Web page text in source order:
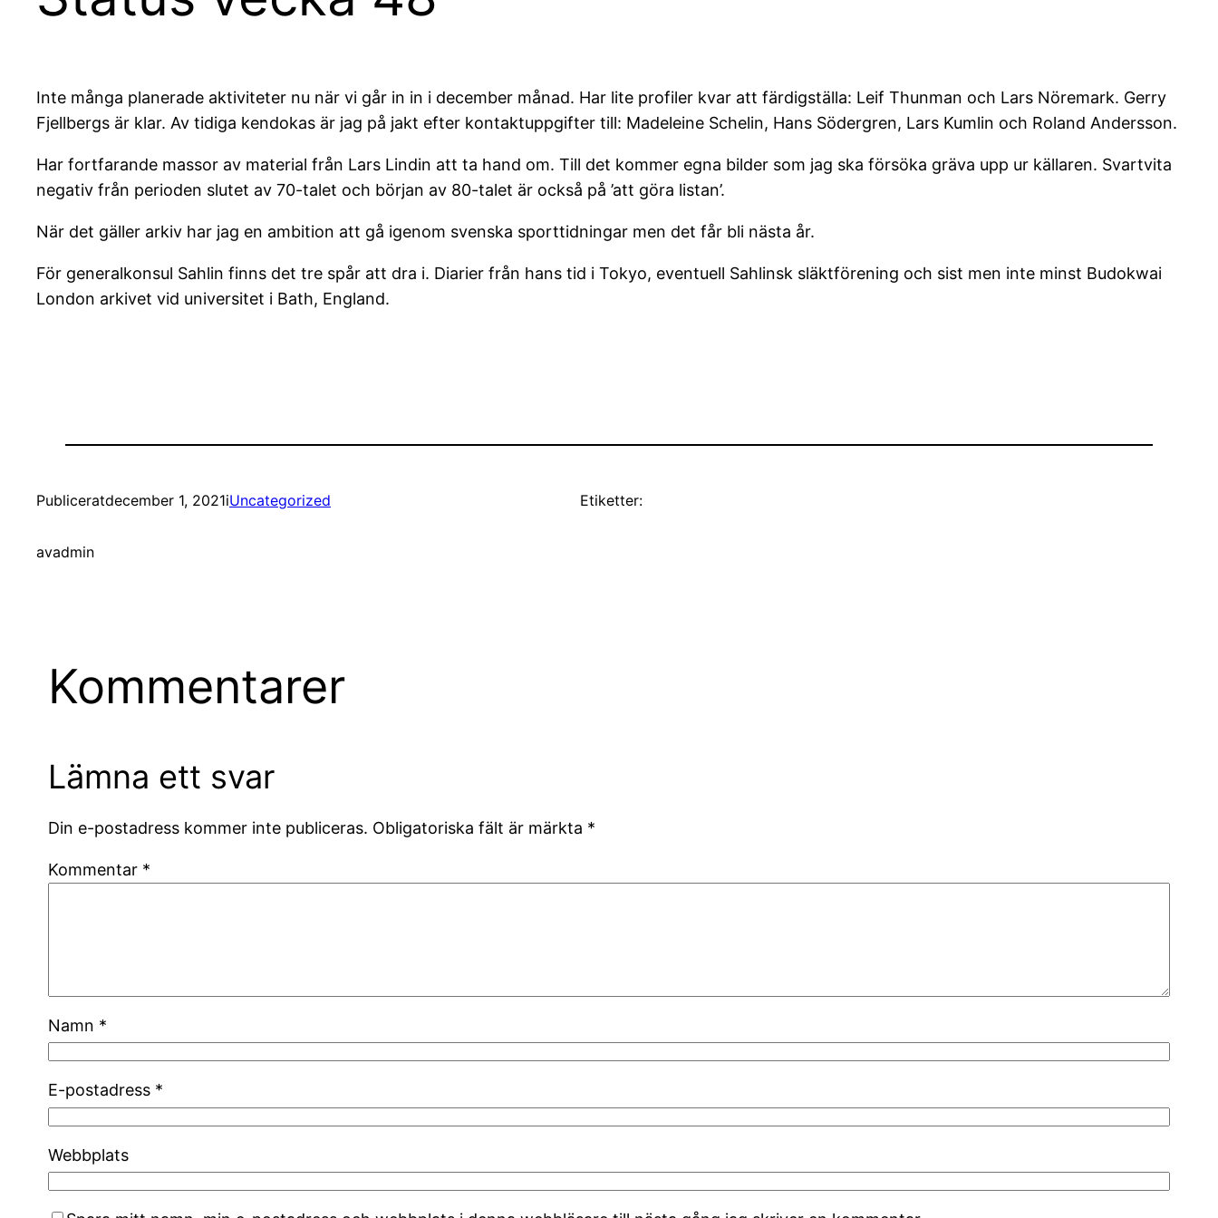
Inte många planerade aktiviteter nu när vi går in in i december månad. Har lite profiler kvar att färdigställa: Leif Thunman och Lars Nöremark. Gerry
Fjellbergs är klar. Av tidiga kendokas är jag på jakt efter kontaktuppgifter till: Madeleine Schelin, Hans Södergren, Lars Kumlin och Roland Andersson.
Har fortfarande massor av material från Lars Lindin att ta hand om. Till det kommer egna bilder som jag ska försöka gräva upp ur källaren. Svartvita
negativ från perioden slutet av 70-talet och början av 80-talet är också på ’att göra listan’.
När det gäller arkiv har jag en ambition att gå igenom svenska sporttidningar men det får bli nästa år.
För generalkonsul Sahlin finns det tre spår att dra i. Diarier från hans tid i Tokyo, eventuell Sahlinsk släktförening och sist men inte minst Budokwai
London arkivet vid universitet i Bath, England.
Publiceratdecember 1, 2021iUncategorized
avadmin
Etiketter:
Kommentarer
Lämna ett svar
Din e-postadress kommer inte publiceras. Obligatoriska fält är märkta *
Kommentar *
Namn *
E-postadress *
Webbplats